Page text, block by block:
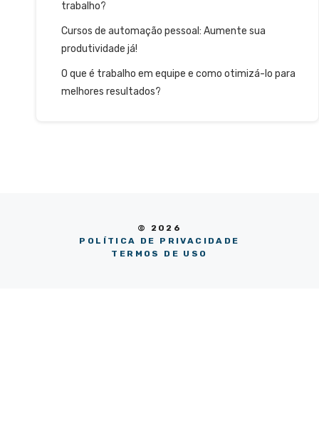
trabalho?
Cursos de automação pessoal: Aumente sua
produtividade já!
O que é trabalho em equipe e como otimizá-lo para
melhores resultados?
© 2026
POLÍTICA DE PRIVACIDADE
TERMOS DE USO